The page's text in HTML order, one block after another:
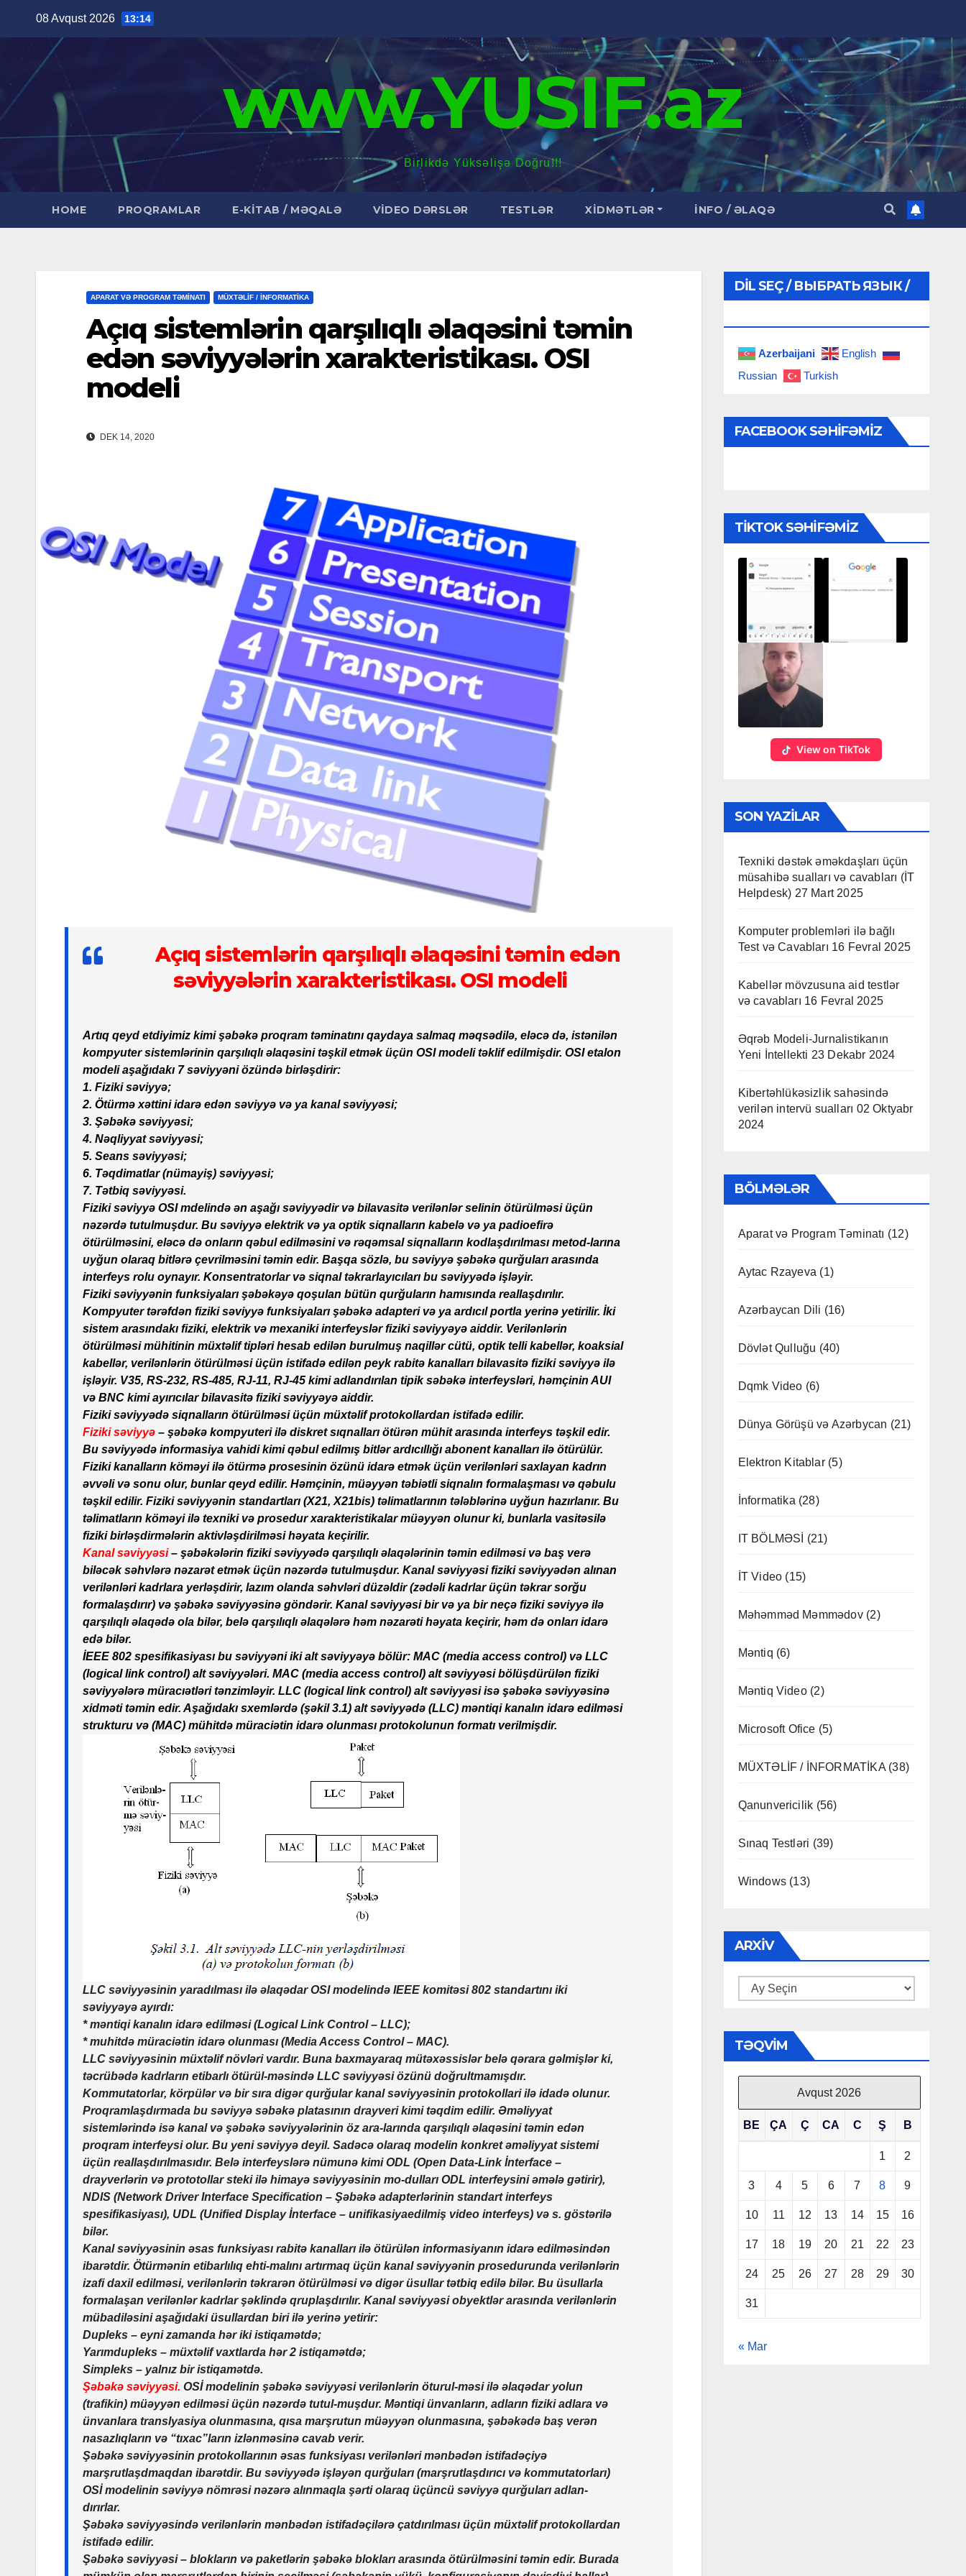
08 Avqust 2026 13:14
www.YUSIF.az
Birlikdə Yüksəlişə Doğru!!!
HOME PROQRAMLAR E-KİTAB / MƏQALƏ VİDEO DƏRSLƏR TESTLƏR XİDMƏTLƏR İNFO / ƏLAQƏ
APARAT VƏ PROGRAM TƏMINATI MÜXTƏLİF / İNFORMATİKA
Açıq sistemlərin qarşılıqlı əlaqəsini təmin
edən səviyyələrin xarakteristikası. OSI
modeli
DEK 14, 2020
Açıq sistemlərin qarşılıqlı əlaqəsini təmin edən
səviyyələrin xarakteristikası. OSI modeli
Artıq qeyd etdiyimiz kimi şəbəkə proqram təminatını qaydaya salmaq məqsədilə, eləcə də, istənilən
kompyuter sistemlərinin qarşılıqlı əlaqəsini təşkil etmək üçün OSI modeli təklif edilmişdir. OSI etalon
modeli aşağıdakı 7 səviyyəni özündə birləşdirir:
1. Fiziki səviyyə;
2. Ötürmə xəttini idarə edən səviyyə və ya kanal səviyyəsi;
3. Şəbəkə səviyyəsi;
4. Nəqliyyat səviyyəsi;
5. Seans səviyyəsi;
6. Təqdimatlar (nümayiş) səviyyəsi;
7. Tətbiq səviyyəsi.
Fiziki səviyyə OSI mdelində ən aşağı səviyyədir və bilavasitə verilənlər selinin ötürülməsi üçün
nəzərdə tutulmuşdur. Bu səviyyə elektrik və ya optik siqnalların kabelə və ya padioefirə
ötürülməsini, eləcə də onların qəbul edilməsini və rəqəmsal siqnalların kodlaşdırılması metod-larına
uyğun olaraq bitlərə çevrilməsini təmin edir. Başqa sözlə, bu səviyyə şəbəkə qurğuları arasında
interfeys rolu oynayır. Konsentratorlar və siqnal təkrarlayıcıları bu səviyyədə işləyir.
Fiziki səviyyənin funksiyaları şəbəkəyə qoşulan bütün qurğuların hamısında reallaşdırılır.
Kompyuter tərəfdən fiziki səviyyə funksiyaları şəbəkə adapteri və ya ardıcıl portla yerinə yetirilir. İki
sistem arasındakı fiziki, elektrik və mexaniki interfeyslər fiziki səviyyəyə aiddir. Verilənlərin
ötürülməsi mühitinin müxtəlif tipləri hesab edilən burulmuş naqillər cütü, optik telli kabellər, koaksial
kabellər, verilənlərin ötürülməsi üçün istifadə edilən peyk rabitə kanalları bilavasitə fiziki səviyyə ilə
işləyir. V35, RS-232, RS-485, RJ-11, RJ-45 kimi adlandırılan tipik səbəkə interfeysləri, həmçinin AUI
və BNC kimi ayırıcılar bilavasitə fiziki səviyyəyə aiddir.
Fiziki səviyyədə siqnalların ötürülməsi üçün müxtəlif protokollardan istifadə edilir.
Fiziki səviyyə – şəbəkə kompyuteri ilə diskret sıqnalları ötürən mühit arasında interfeys təşkil edir.
Bu səviyyədə informasiya vahidi kimi qəbul edilmış bitlər ardıcıllığı abonent kanalları ilə ötürülür.
Fiziki kanalların köməyi ilə ötürmə prosesinin özünü idarə etmək üçün verilənləri saxlayan kadrın
əvvəli və sonu olur, bunlar qeyd edilir. Həmçinin, müəyyən təbiətli siqnalın formalaşması və qəbulu
təşkil edilir. Fiziki səviyyənin standartları (X21, X21bis) təlimatlarının tələblərinə uyğun hazırlanır. Bu
təlimatların köməyi ilə texniki və prosedur xarakteristikalar müəyyən olunur ki, bunlarla vasitəsilə
fiziki birləşdirmələrin aktivləşdirilməsi həyata keçirilir.
Kanal səviyyəsi– şəbəkələrin fiziki səviyyədə qarşılıqlı əlaqələrinin təmin edilməsi və baş verə
biləcək səhvlərə nəzarət etmək üçün nəzərdə tutulmuşdur. Kanal səviyyəsi fiziki səviyyədən alınan
verilənləri kadrlara yerləşdirir, lazım olanda səhvləri düzəldir (zədəli kadrlar üçün təkrar sorğu
formalaşdırır) və şəbəkə səviyyəsinə göndərir. Kanal səviyyəsi bir və ya bir neçə fiziki səviyyə ilə
qarşılıqlı əlaqədə ola bilər, belə qarşılıqlı əlaqələrə həm nəzarəti həyata keçirir, həm də onları idarə
edə bilər.
İEEE 802 spesifikasiyası bu səviyyəni iki alt səviyyəyə bölür: MAC (media access control) və LLC
(logical link control) alt səviyyələri. MAC (media access control) alt səviyyəsi bölüşdürülən fiziki
səviyyələrə müracıətləri tənzimləyir. LLC (logical link control) alt səviyyəsi isə şəbəkə səviyyəsinə
xidməti təmin edir. Aşağıdakı sxemlərdə (şəkil 3.1) alt səviyyədə (LLC) məntiqi kanalın idarə edilməsi
strukturu və (MAC) mühitdə müraciətin idarə olunması protokolunun formatı verilmişdir.
LLC səviyyəsinin yaradılması ilə əlaqədar OSI modelində IEEE komitəsi 802 standartını iki
səviyyəyə ayırdı:
* məntiqi kanalın idarə edilməsi (Logical Link Control – LLC);
* muhitdə müraciətin idarə olunması (Media Access Control – MAC).
LLC səviyyəsinin müxtəlif növləri vardır. Buna baxmayaraq mütəxəssislər belə qərara gəlmişlər ki,
təcrübədə kadrların etibarlı ötürül-məsində LLC səviyyəsi özünü doğrultmamışdır.
Kommutatorlar, körpülər və bir sıra digər qurğular kanal səviyyəsinin protokollari ilə idadə olunur.
Proqramlaşdırmada bu səviyyə səbəkə platasının drayveri kimi təqdim edilir. Əməliyyat
sistemlərində isə kanal və şəbəkə səviyyələrinin öz ara-larında qarşılıqlı əlaqəsini təmin edən
proqram interfeysi olur. Bu yeni səviyyə deyil. Sadəcə olaraq modelin konkret əməliyyat sistemi
üçün reallaşdırılmasıdır. Belə interfeyslərə nümunə kimi ODL (Open Data-Link İnterface –
drayverlərin və prototollar steki ilə himayə səviyyəsinin mo-dulları ODL interfeysini əmələ gətirir),
NDIS (Network Driver Interface Specification – Şəbəkə adapterlərinin standart interfeys
spesifikasiyası), UDL (Unified Display İnterface – unifikasiyaedilmiş video interfeys) və s. göstərilə
bilər.
Kanal səviyyəsinin əsas funksiyası rabitə kanalları ilə ötürülən informasiyanın idarə edilməsindən
ibarətdir. Ötürmənin etibarlılıq ehti-malını artırmaq üçün kanal səviyyənin prosedurunda verilənlərin
izafi daxil edilməsi, verilənlərin təkrarən ötürülməsi və digər üsullar tətbiq edilə bilər. Bu üsullarla
formalaşan verilənlər kadrlar şəklində qruplaşdırılır. Kanal səviyyəsi obyektlər arasında verilənlərin
mübadiləsini aşağıdaki üsullardan biri ilə yerinə yetirir:
Dupleks – eyni zamanda hər iki istiqamətdə;
Yarımdupleks – müxtəlif vaxtlarda hər 2 istiqamətdə;
Simpleks – yalnız bir istiqamətdə.
Şəbəkə səviyyəsi. OSİ modelinin şəbəkə səviyyəsi verilənlərin öturul-məsi ilə əlaqədar yolun
(trafikin) müəyyən edilməsi üçün nəzərdə tutul-muşdur. Məntiqi ünvanların, adların fiziki adlara və
ünvanlara translyasiya olunmasına, qısa marşrutun müəyyən olunmasına, şəbəkədə baş verən
nasazlıqların və “tıxac”ların izlənməsinə cavab verir.
Şəbəkə səviyyəsinin protokollarının əsas funksiyası verilənləri mənbədən istifadəçiyə
marşrutlaşdmaqdan ibarətdir. Bu səviyyədə işləyən qurğuları (marşrutlaşdırıcı və kommutatorları)
OSİ modelinin səviyyə nömrəsi nəzərə alınmaqla şərti olaraq üçüncü səviyyə qurğuları adlan-
dırırlar.
Şəbəkə səviyyəsində verilənlərin mənbədən istifadəçilərə çatdırılması üçün müxtəlif protokollardan
istifadə edilir.
Şəbəkə səviyyəsi – blokların və paketlərin şəbəkə blokları arasında ötürülməsini təmin edir. Burada
DIL SEÇ / ВЫБРАТЬ ЯЗЫК /
Azerbaijani
English
Russian
Turkish
FACEBOOK SƏHIFƏMIZ
TIKTOK SƏHIFƏMIZ
View on TikTok
SON YAZILAR
Texniki dəstək əməkdaşları üçün
müsahibə sualları və cavabları (İT
Helpdesk) 27 Mart 2025
Komputer problemləri ilə bağlı
Test və Cavabları 16 Fevral 2025
Kabellər mövzusuna aid testlər
və cavabları 16 Fevral 2025
Əqrəb Modeli-Jurnalistikanın
Yeni İntellekti 23 Dekabr 2024
Kibertəhlükəsizlik sahəsində
verilən intervü sualları 02 Oktyabr
2024
BÖLMƏLƏR
Aparat və Program Təminatı (12)
Aytac Rzayeva (1)
Azərbaycan Dili (16)
Dövlət Qulluğu (40)
Dqmk Video (6)
Dünya Görüşü və Azərbycan (21)
Elektron Kitablar(5)
İnformatika (28)
IT BÖLMƏSİ (21)
İT Video (15)
Məhəmməd Məmmədov(2)
Məntiq (6)
Məntiq Video(2)
Microsoft Ofice (5)
MÜXTƏLİF / İNFORMATİKA(38)
Qanunvericilik (56)
Sınaq Testləri (39)
Windows(13)
ARXIV
Arxiv
TƏQVIM
Avqust 2026
BE ÇA Ç CA C Ş B
1 2
3 4 5 6 7 8 9
10 11 12 13 14 15 16
17 18 19 20 21 22 23
24 25 26 27 28 29 30
31
« Mar